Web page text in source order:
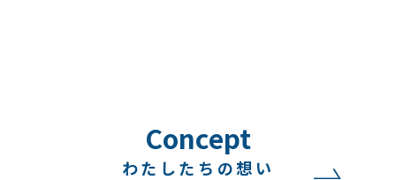
Concept
わたしたちの想い